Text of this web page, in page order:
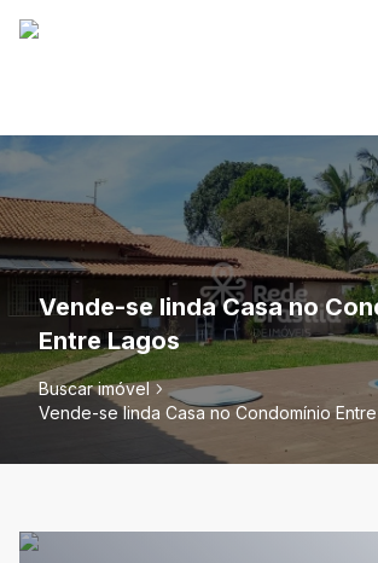
Vende-se linda Casa no
Entre Lagos
Buscar imóvel
Vende-se linda Casa no Condomínio